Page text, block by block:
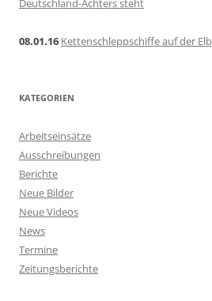
Deutschland-Achters steht
08.01.16 Kettenschleppschiffe auf der
KATEGORIEN
Arbeitseinsätze
Ausschreibungen
Berichte
Neue Bilder
Neue Videos
News
Termine
Zeitungsberichte